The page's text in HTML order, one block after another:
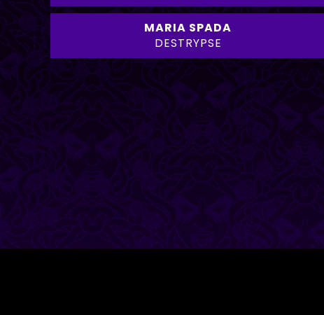
MARIA SPADA
DESTRYPSE